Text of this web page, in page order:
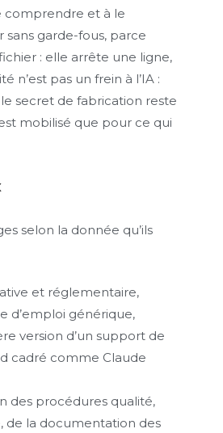
comprendre et à le
garde-fous, parce
: elle arrête une ligne,
pas un frein à l’IA :
secret de fabrication reste
mobilisé que pour ce qui
selon la donnée qu’ils
et réglementaire,
d’emploi générique,
version d’un support de
cadré comme Claude
des procédures qualité,
de la documentation des